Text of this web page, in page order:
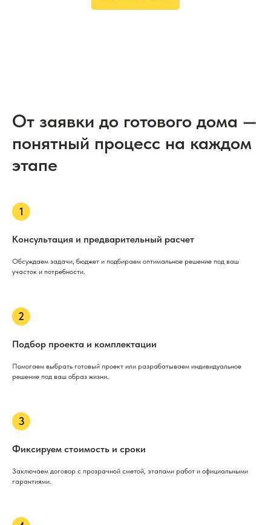
От заявки до готового дома —
понятный процесс на каждом
этапе
Консультация и предварительный расчет
Обсуждаем задачи, бюджет и подбираем оптимальное решение под ваш
участок и потребности.
Подбор проекта и комплектации
Помогаем выбрать готовый проект или разрабатываем индивидуальное
решение под ваш образ жизни.
Фиксируем стоимость и сроки
Заключаем договор с прозрачной сметой, этапами работ и официальными
гарантиями.